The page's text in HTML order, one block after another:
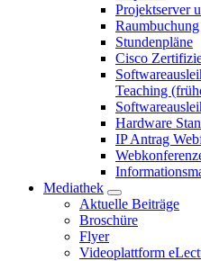
Projektserver
Raumbuchung
Stundenpläne
Cisco
Teaching
Hardware
IP Antrag
Mediathek
Aktuelle Beiträge
Broschüre
Flyer
Videoplattform